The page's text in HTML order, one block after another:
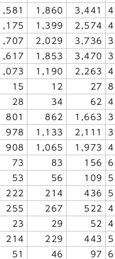
1,860 3,441
1,399 2,574
2,029 3,736
1,853 3,470
1,190 2,263
15 12 27
28 34 62
801 862 1,663
978 1,133 2,111
908 1,065 1,973
73 83 156
53 56 109
222 214 436
255 267 522
23 29 52
214 229 443
51 46 97